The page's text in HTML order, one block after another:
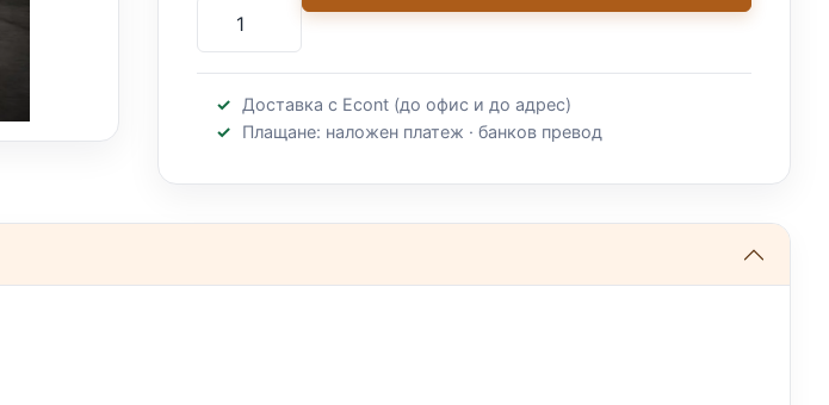
Доставка с Econt (до офис и до адрес)
Плащане: наложен платеж · банков превод